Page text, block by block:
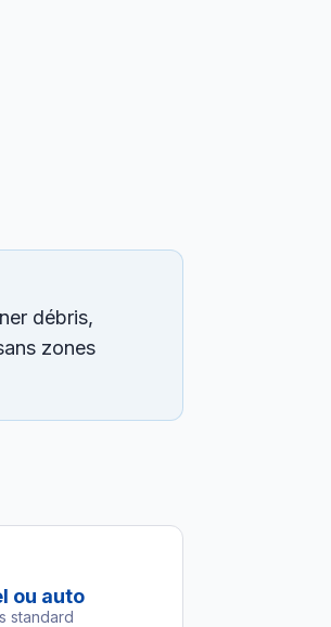
débris,
zones
ou auto
standard